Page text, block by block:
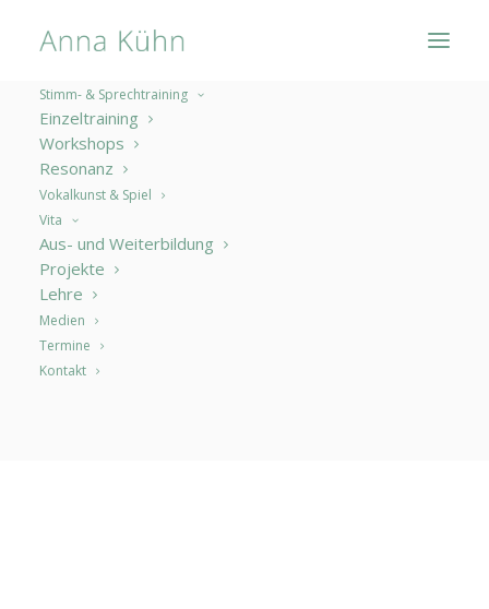
Stimm- & Sprechtraining
Einzeltraining
Workshops
Resonanz
Vokalkunst & Spiel
Vita
Aus- und Weiterbildung
Projekte
Lehre
Medien
Termine
Kontakt